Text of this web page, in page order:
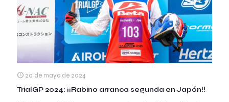
20 de mayo de 2024
TrialGP 2024: ¡¡Rabino arranca segunda en Japón!!